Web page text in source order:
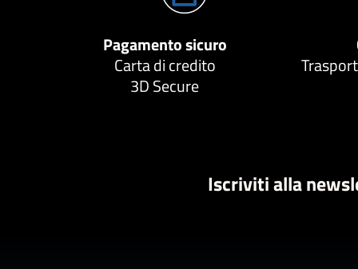
Pagamento sicuro
Carta di credito
3D Secure
Iscriviti alla